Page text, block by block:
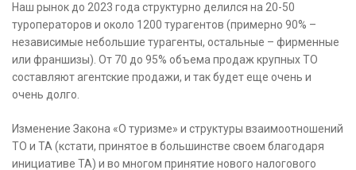
Наш рынок до 2023 года структурно делился на 20-50
туроператоров и около 1200 турагентов (примерно 90% –
независимые небольшие турагенты, остальные – фирменные
или франшизы). От 70 до 95% объема продаж крупных ТО
составляют агентские продажи, и так будет еще очень и
очень долго.
Изменение Закона «О туризме» и структуры взаимоотношений
ТО и ТА (кстати, принятое в большинстве своем благодаря
инициативе ТА) и во многом принятие нового налогового